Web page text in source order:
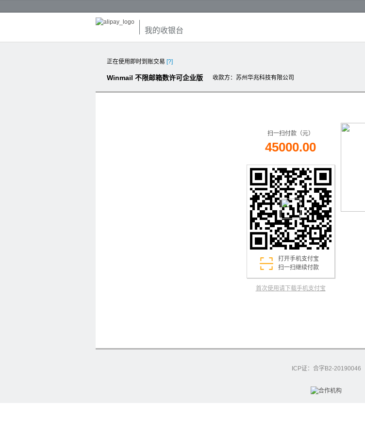
我的收银台
正在使用即时到账交易 [?]
Winmail 不限邮箱数许可企业版 收款方：苏州华兆科技有限公司
扫一扫付款（元）
45000.00
打开手机支付宝
扫一扫继续付款
首次使用请下载手机支付宝
ICP证：合字B2-20190046